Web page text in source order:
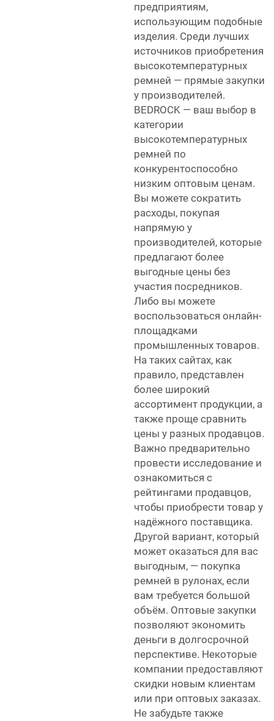
предприятиям,
использующим подобные
изделия. Среди лучших
источников приобретения
высокотемпературных
ремней — прямые закупки
у производителей.
BEDROCK — ваш выбор в
категории
высокотемпературных
ремней по
конкурентоспособно
низким оптовым ценам.
Вы можете сократить
расходы, покупая
напрямую у
производителей, которые
предлагают более
выгодные цены без
участия посредников.
Либо вы можете
воспользоваться онлайн-
площадками
промышленных товаров.
На таких сайтах, как
правило, представлен
более широкий
ассортимент продукции, а
также проще сравнить
цены у разных продавцов.
Важно предварительно
провести исследование и
ознакомиться с
рейтингами продавцов,
чтобы приобрести товар у
надёжного поставщика.
Другой вариант, который
может оказаться для вас
выгодным, — покупка
ремней в рулонах, если
вам требуется большой
объём. Оптовые закупки
позволяют экономить
деньги в долгосрочной
перспективе. Некоторые
компании предоставляют
скидки новым клиентам
или при оптовых заказах.
Не забудьте также